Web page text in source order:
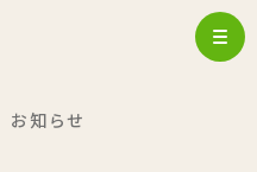
お知らせ